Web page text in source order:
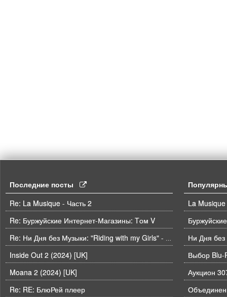
Последние посты
Re: La Musique - Часть 2
Re: Буржуйские Интернет-Магазины: Tом V
Inside Out 2 (2024) [UK]
Moana 2 (2024) [UK]
Re: RE: БлюРей плеер
La
Ни Дня
Выбор Blu-